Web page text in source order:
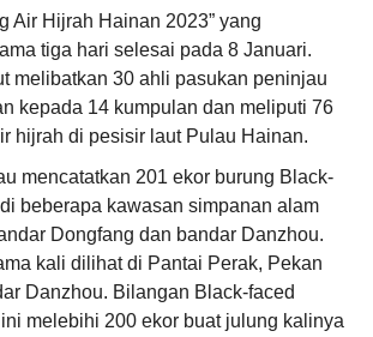
Air Hijrah Hainan 2023” yang
tiga hari selesai pada 8 Januari.
melibatkan 30 ahli pasukan peninjau
kepada 14 kumpulan dan meliputi 76
hijrah di pesisir laut Pulau Hainan.
mencatatkan 201 ekor burung Black-
beberapa kawasan simpanan alam
Dongfang dan bandar Danzhou.
kali dilihat di Pantai Perak, Pekan
Danzhou. Bilangan Black-faced
melebihi 200 ekor buat julung kalinya